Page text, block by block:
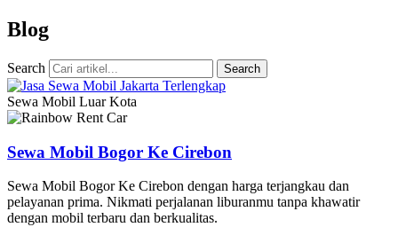
Blog
Search Search
Sewa Mobil Luar Kota
Sewa Mobil Bogor Ke Cirebon
Sewa Mobil Bogor Ke Cirebon dengan harga terjangkau dan
pelayanan prima. Nikmati perjalanan liburanmu tanpa khawatir
dengan mobil terbaru dan berkualitas.